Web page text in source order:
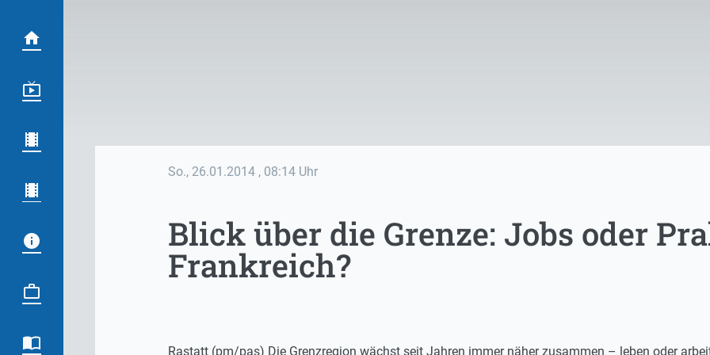
So., 26.01.2014 , 08:14 Uhr
Blick über die Grenze: Jobs oder
Frankreich?
Rastatt (pm/pas) Die Grenzregion wächst seit Jahren immer näher zusammen – leben oder